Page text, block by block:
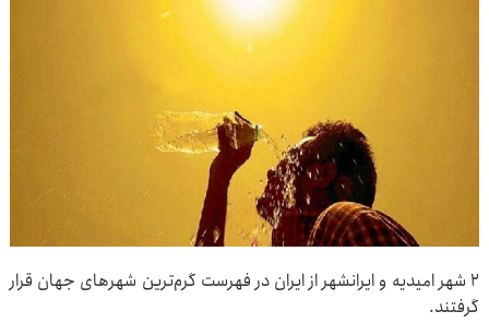
۲ شهر امیدیه و ایرانشهر از ایران در فهرست گرم‌ترین شهرهای جهان قرار
گرفتند.